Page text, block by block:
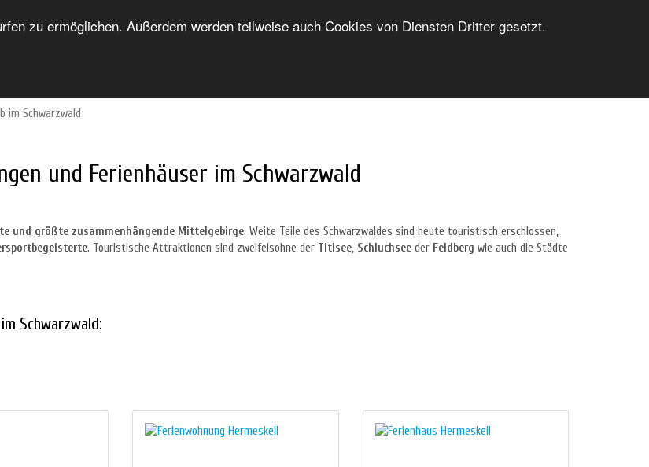
zu ermöglichen. Außerdem werden teilweise auch Cookies von Diensten Dritter gesetzt.
HOME FORUM UNTERKUNFTSVERZEICHNIS FERIENWOHNUNG INSERIEREN LOGIN/ANMELDUNG
im Schwarzwald
und Ferienhäuser im Schwarzwald
und größte zusammenhängende Mittelgebirge. Weite Teile des Schwarzwaldes sind heute touristisch erschlossen,
. Touristische Attraktionen sind zweifelsohne der Titisee, Schluchsee der Feldberg wie auch die Städte
Schwarzwald: